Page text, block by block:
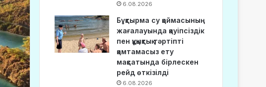
6.08.2026
Бұқтырма су қоймасының
жағалауында қауіпсіздік
пен құқықтық тәртіпті
қамтамасыз ету
мақсатында бірлескен
рейд өткізілді
6.08.2026